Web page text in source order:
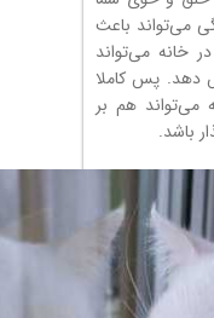
می‌تواند باعث
خانه می‌تواند
دهد. پس کاملا
می‌تواند هم بر
باشد.